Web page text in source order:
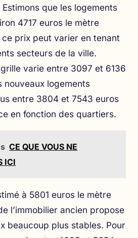
que les logements
4717 euros le mètre
prix peut varier en tenant
secteurs de la ville.
varie entre 3097 et 6136
nouveaux logements
entre 3804 et 7543 euros
en fonction des quartiers.
CE QUE VOUS NE
ICI
à 5801 euros le mètre
l’immobilier ancien propose
beaucoup plus stables. Pour